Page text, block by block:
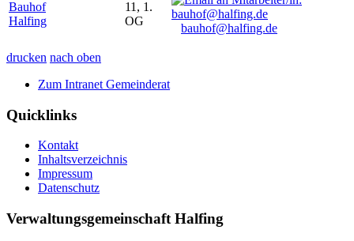
Bauhof
Halfing
11, 1.
OG
bauhof@halfing.de
drucken nach oben
Zum Intranet Gemeinderat
Quicklinks
Kontakt
Inhaltsverzeichnis
Impressum
Datenschutz
Verwaltungsgemeinschaft Halfing